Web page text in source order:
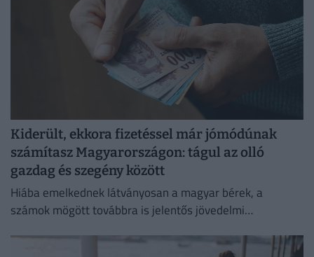
Kiderült, ekkora fizetéssel már jómódúnak
számítasz Magyarországon: tágul az olló
gazdag és szegény között
Hiába emelkednek látványosan a magyar bérek, a
számok mögött továbbra is jelentős jövedelmi